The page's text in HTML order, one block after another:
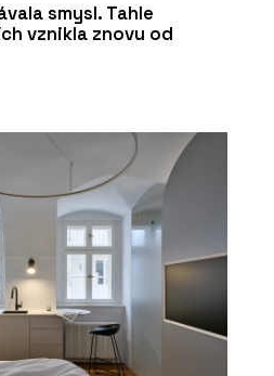
smysl. Tahle
vznikla znovu od